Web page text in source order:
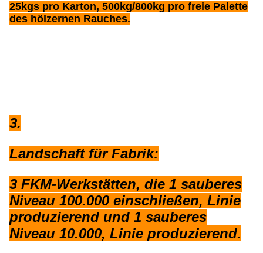
25kgs pro Karton, 500kg/800kg pro freie Palette
des hölzernen Rauches.
3.
Landschaft für Fabrik:
3 FKM-Werkstätten, die 1 sauberes
Niveau 100.000 einschließen, Linie
produzierend und 1 sauberes
Niveau 10.000, Linie produzierend.